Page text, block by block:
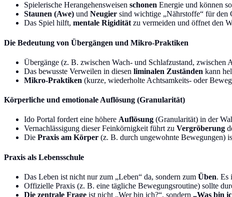
Spielerische Herangehensweisen schonen Energie und können
Staunen (Awe) und Neugier sind wichtige „Nährstoffe“ für den
Das Spiel hilft, mentale Rigidität zu vermeiden und öffnet den
Die Bedeutung von Übergängen und Mikro-Praktiken
Übergänge (z. B. zwischen Wach- und Schlafzustand, zwischen
Das bewusste Verweilen in diesen liminalen Zuständen kann
Mikro-Praktiken (kurze, wiederholte Achtsamkeits- oder
Körperliche und emotionale Auflösung (Granularität)
Ido Portal fordert eine höhere Auflösung (Granularität) in der
Vernachlässigung dieser Feinkörnigkeit führt zu Vergröberung
Die Praxis am Körper (z. B. durch ungewohnte Bewegungen)
Praxis als Lebensschule
Das Leben ist nicht nur zum „Leben“ da, sondern zum Üben. Es
Offizielle Praxis (z. B. eine tägliche Bewegungsroutine) sollte
Die zentrale Frage ist nicht „Wer bin ich?“, sondern „Was bin